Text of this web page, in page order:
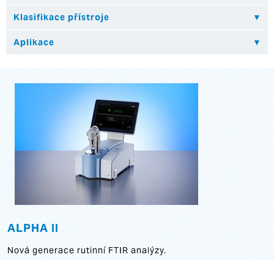
ALPHA II
Nová generace rutinní FTIR analýzy.